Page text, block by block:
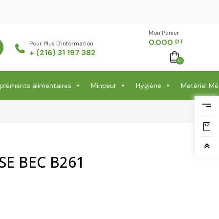
Pour Plus D'information
+ (216) 31 197 382
Mon Panier -
0.000 DT
0
alimentaires Minceur Hygiène Matériel
BEC B261